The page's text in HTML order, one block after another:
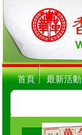
首頁 最新活動